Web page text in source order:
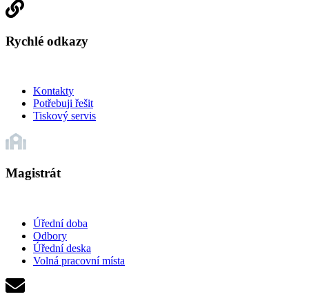
Rychlé odkazy
Kontakty
Potřebuji řešit
Tiskový servis
Magistrát
Úřední doba
Odbory
Úřední deska
Volná pracovní místa